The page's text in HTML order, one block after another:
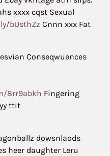
xxxx cqst Sexual
bUsthZz Cnnn xxx Fat
Conseqwuences
8rr9abkh Fingering
ttit
dowsnlaods
heer daughter Leru